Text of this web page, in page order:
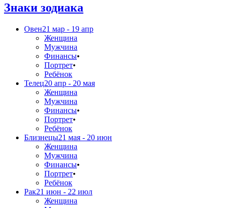
Знаки зодиака
Овен21 мар - 19 апр
Женщина
Мужчина
Финансы•
Портрет•
Ребёнок
Телец20 апр - 20 мая
Женщина
Мужчина
Финансы•
Портрет•
Ребёнок
Близнецы21 мая - 20 июн
Женщина
Мужчина
Финансы•
Портрет•
Ребёнок
Рак21 июн - 22 июл
Женщина